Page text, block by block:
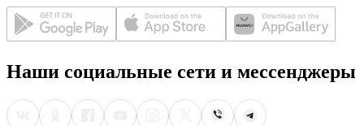
Наши социальные сети и мессенджеры